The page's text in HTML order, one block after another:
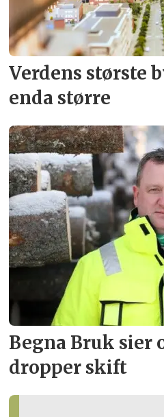
Verdens største
enda større
Begna Bruk sier
dropper skift